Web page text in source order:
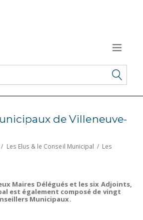
de Villeneuve-
/ Les Elus & le Conseil Municipal / Les
Maires Délégués et les six Adjoints,
est également composé de vingt
Municipaux.